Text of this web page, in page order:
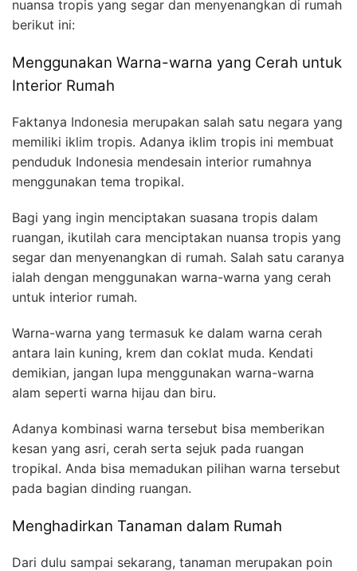
nuansa tropis yang segar dan menyenangkan di rumah
berikut ini:
Menggunakan Warna-warna yang Cerah untuk
Interior Rumah
Faktanya Indonesia merupakan salah satu negara yang
memiliki iklim tropis. Adanya iklim tropis ini membuat
penduduk Indonesia mendesain interior rumahnya
menggunakan tema tropikal.
Bagi yang ingin menciptakan suasana tropis dalam
ruangan, ikutilah cara menciptakan nuansa tropis yang
segar dan menyenangkan di rumah. Salah satu caranya
ialah dengan menggunakan warna-warna yang cerah
untuk interior rumah.
Warna-warna yang termasuk ke dalam warna cerah
antara lain kuning, krem dan coklat muda. Kendati
demikian, jangan lupa menggunakan warna-warna
alam seperti warna hijau dan biru.
Adanya kombinasi warna tersebut bisa memberikan
kesan yang asri, cerah serta sejuk pada ruangan
tropikal. Anda bisa memadukan pilihan warna tersebut
pada bagian dinding ruangan.
Menghadirkan Tanaman dalam Rumah
Dari dulu sampai sekarang, tanaman merupakan poin